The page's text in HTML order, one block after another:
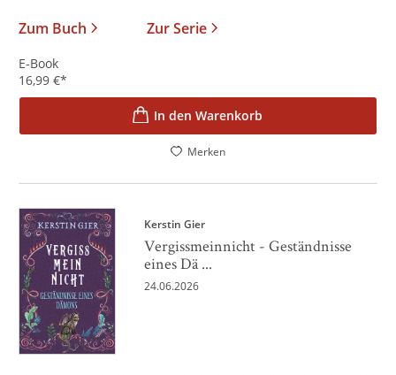
Zum Buch
Zur Serie
E-Book
16,99 €*
In den Warenkorb
Merken
Kerstin Gier
Vergissmeinnicht - Geständnisse
eines Dä ...
24.06.2026